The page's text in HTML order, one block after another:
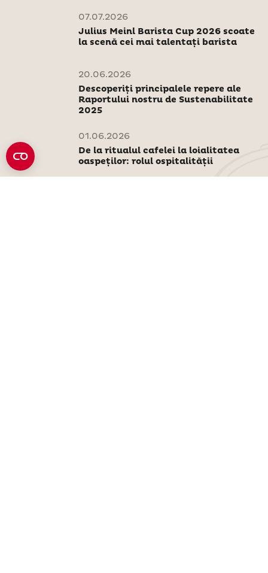
07.07.2026
Julius Meinl Barista Cup 2026 scoate
la scenă cei mai talentați barista
20.06.2026
Descoperiți principalele repere ale
Raportului nostru de Sustenabilitate
2025
01.06.2026
De la ritualul cafelei la loialitatea
oaspeților: rolul ospitalității